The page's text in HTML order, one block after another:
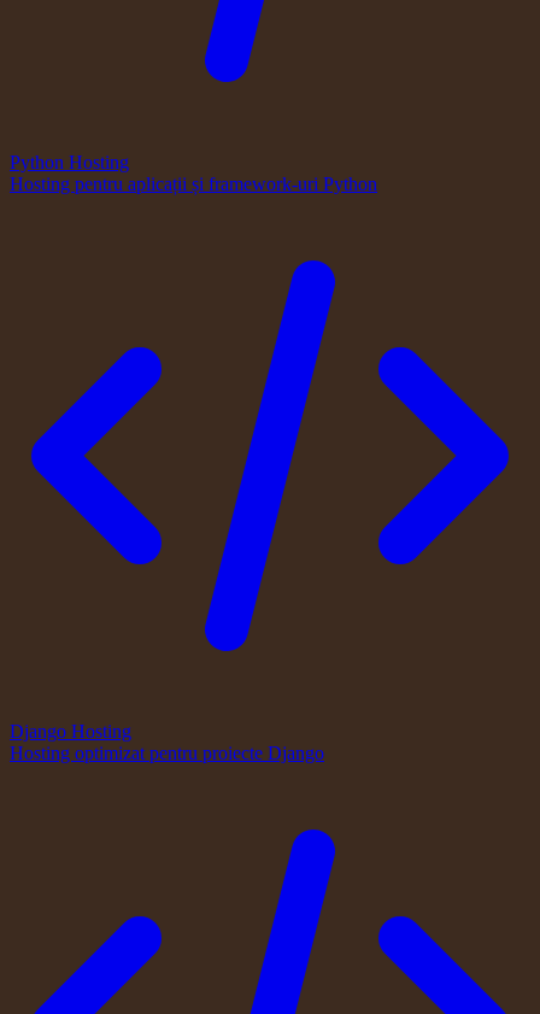
Python Hosting
Hosting pentru aplicații și framework-uri Python
Django Hosting
Hosting optimizat pentru proiecte Django